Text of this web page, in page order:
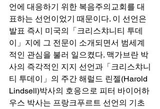
언에 대응하기 위한 복음주의교회를 대
표하는 선언이었기 때문이다. 이 선언은
발표 즉시 미국의「크리스챠니티 투데
이」지에 그 전문이 소개되면서 범세계
적인 관심을 불러 일으켰다. 맥가브란 박
사의 즉각적인 지지 선언과「크리스챠니
티 투데이」의 주간 해럴드 린젤(Harold
Lindsell)박사의 호응으로 피터 바이어하
우스 박사는 프랑크푸르트 선언의 기초